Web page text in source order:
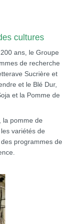
cultures
ans, le Groupe
de recherche
Sucrière et
et le Blé Dur,
et la Pomme de
la pomme de
variétés de
programmes de